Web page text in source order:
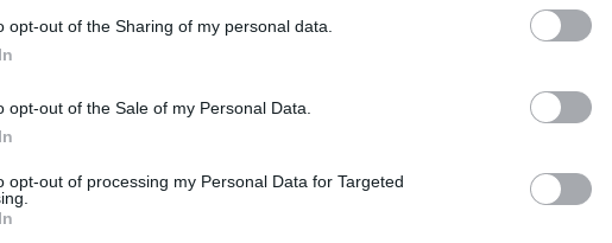
opt-out of the Sharing of my personal data.
opt-out of the Sale of my Personal Data.
opt-out of processing my Personal Data for Targeted
lelapogatom, majd vajjal kikent
teszem. A tetejét is lekenem olvasztott vajjal,
megforgatva őket.